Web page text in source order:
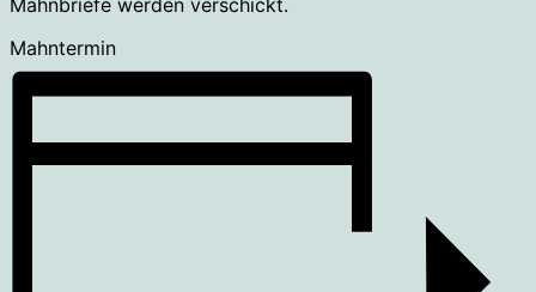
Mahnbriefe werden verschickt.
Mahntermin